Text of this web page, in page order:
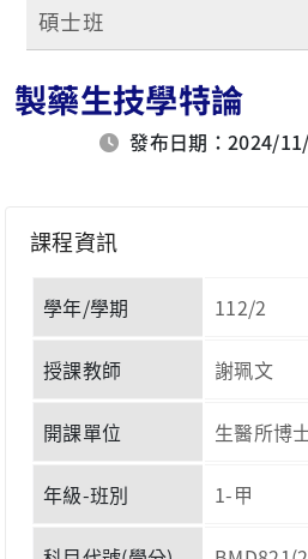
碩士班
製藥生技學特論
發布日期：2024/
課程資訊
學年/學期 112/2
授課教師 謝珮文
開課單位 生醫所博
年級-班別 1-甲